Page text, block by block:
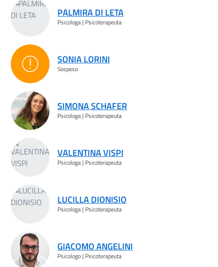
PALMIRA DI LETA
Psicologa | Psicoterapeuta
Sospeso
SONIA LORINI
Sospeso
SIMONA SCHAFER
Psicologa | Psicoterapeuta
VALENTINA VISPI
Psicologa | Psicoterapeuta
LUCILLA DIONISIO
Psicologa | Psicoterapeuta
GIACOMO ANGELINI
Psicologo | Psicoterapeuta